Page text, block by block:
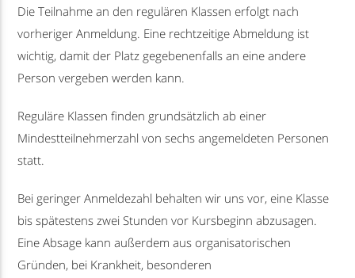
Die Teilnahme an den regulären Klassen erfolgt nach
vorheriger Anmeldung. Eine rechtzeitige Abmeldung ist
wichtig, damit der Platz gegebenenfalls an eine andere
Person vergeben werden kann.
Reguläre Klassen finden grundsätzlich ab einer
Mindestteilnehmerzahl von sechs angemeldeten Personen
statt.
Bei geringer Anmeldezahl behalten wir uns vor, eine Klasse
bis spätestens zwei Stunden vor Kursbeginn abzusagen.
Eine Absage kann außerdem aus organisatorischen
Gründen, bei Krankheit, besonderen